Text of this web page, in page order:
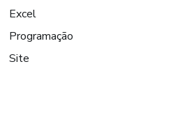
Excel
Programação
Site